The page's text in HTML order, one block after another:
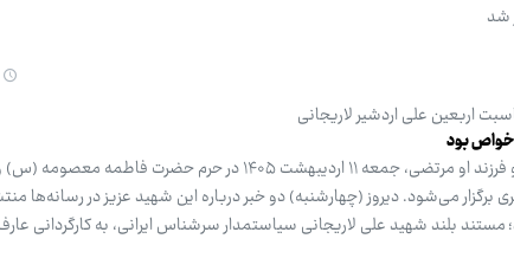
شد
اربعین علی اردشیر لاریجانی
خواص بود
مراسم اربعین شهیدان، دکتر علی لاریجانی و فرزند او مرتضی، جمعه ۱۱ اردیبهشت ۱۴۰۵ در حرم حضرت فاطمه
می‌شود. دیروز (چهارشنبه) دو خبر درباره این شهید عزیز در رسانه‌ها
بلند شهید علی لاریجانی سیاستمدار سرشناس ایرانی، به کارگردانی